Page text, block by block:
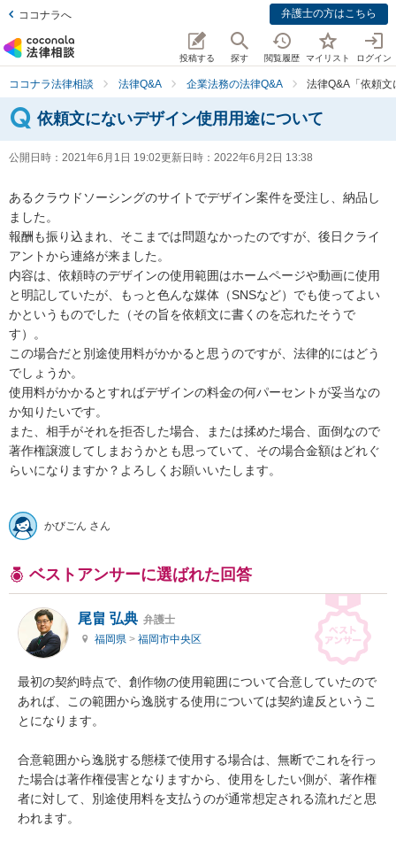
ココナラへ 弁護士の方はこちら
投稿する 探す 閲覧履歴 マイリスト ログイン
ココナラ法律相談 法律Q&A 企業法務の法律Q&A 法律Q&A「依頼
依頼文にないデザイン使用用途について
公開日時： 2021年6月1日 19:02更新日時： 2022年6月2日 13:38
あるクラウドソーシングのサイトでデザイン案件を受注し、納品し
ました。
報酬も振り込まれ、そこまでは問題なかったのですが、後日クライ
アントから連絡が来ました。
内容は、依頼時のデザインの使用範囲はホームページや動画に使用
と明記していたが、もっと色んな媒体（SNSなど）でも使ってよい
かというものでした（その旨を依頼文に書くのを忘れたそうで
す）。
この場合だと別途使用料がかかると思うのですが、法律的にはどう
でしょうか。
使用料がかかるとすればデザインの料金の何パーセントが妥当なの
か知りたいです。
また、相手がそれを拒否した場合、または揉めた場合、面倒なので
著作権譲渡してしまおうかとも思っていて、その場合金額はどれぐ
らいになりますか？よろしくお願いいたします。
かびごん さん
ベストアンサーに選ばれた回答
尾畠 弘典 弁護士
福岡県 > 福岡市中央区
最初の契約時点で、創作物の使用範囲について合意していたので
あれば、この範囲から逸脱する使用については契約違反というこ
とになります。
合意範囲から逸脱する態様で使用する場合は、無断でこれを行っ
た場合は著作権侵害となりますから、使用をしたい側が、著作権
者に対して、別途使用料を支払うのが通常想定される流れだと思
われます。